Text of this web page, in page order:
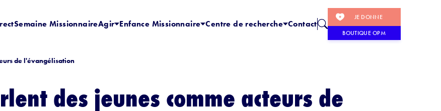
Semaine MissionnaireAgir Enfance Missionnaire Centre de recherche Contact
JE DONNE
BOUTIQUE OPM
de l'évangélisation
des jeunes comme acteurs de